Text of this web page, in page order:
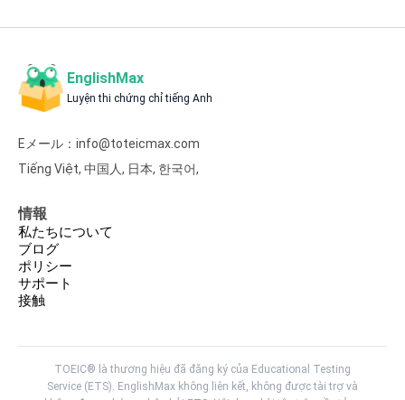
EnglishMax
Luyện thi chứng chỉ tiếng Anh
Eメール：info@toteicmax.com
Tiếng Việt, 中国人, 日本, 한국어,
情報
私たちについて
ブログ
ポリシー
サポート
接触
TOEIC® là thương hiệu đã đăng ký của Educational Testing
Service (ETS). EnglishMax không liên kết, không được tài trợ và